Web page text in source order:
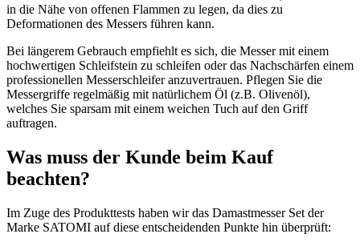
in die Nähe von offenen Flammen zu legen, da dies zu
Deformationen des Messers führen kann.
Bei längerem Gebrauch empfiehlt es sich, die Messer mit einem
hochwertigen Schleifstein zu schleifen oder das Nachschärfen einem
professionellen Messerschleifer anzuvertrauen. Pflegen Sie die
Messergriffe regelmäßig mit natürlichem Öl (z.B. Olivenöl),
welches Sie sparsam mit einem weichen Tuch auf den Griff
auftragen.
Was muss der Kunde beim Kauf
beachten?
Im Zuge des Produkttests haben wir das Damastmesser Set der
Marke SATOMI auf diese entscheidenden Punkte hin überprüft: